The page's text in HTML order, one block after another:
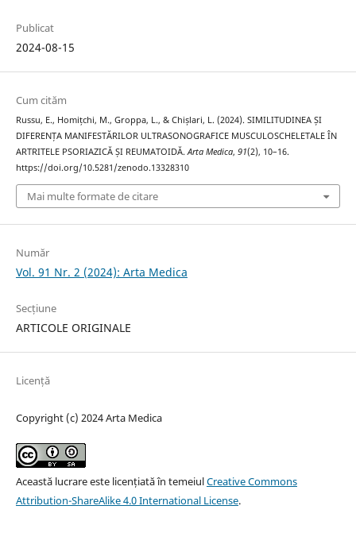
Publicat
2024-08-15
Cum cităm
Russu, E., Homițchi, M., Groppa, L., & Chișlari, L. (2024). SIMILITUDINEA ȘI
DIFERENȚA MANIFESTĂRILOR ULTRASONOGRAFICE MUSCULOSCHELETALE ÎN
ARTRITELE PSORIAZICĂ ȘI REUMATOIDĂ.Arta Medica, 91(2), 10–16.
https://doi.org/10.5281/zenodo.13328310
Mai multe formate de citare
Număr
Vol. 91 Nr. 2 (2024): Arta Medica
Secțiune
ARTICOLE ORIGINALE
Licență
Copyright (c) 2024 Arta Medica
Această lucrare este licențiată în temeiulCreative Commons
Attribution-ShareAlike 4.0 International License.